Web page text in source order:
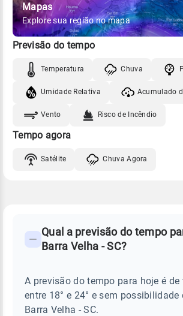
Mapas
Explore sua região no mapa
Previsão do tempo
Temperatura Chuva
Umidade Relativa Acumulado
Vento Risco de Incêndio
Tempo agora
Satélite Chuva Agora
TEMPO
VELHA
Perguntas
sobre
chuva
Qual a previsão do tempo
Barra Velha - SC?
A previsão do tempo para hoje é
entre 18° e 24° e sem possibilidade
Barra Velha - SC.